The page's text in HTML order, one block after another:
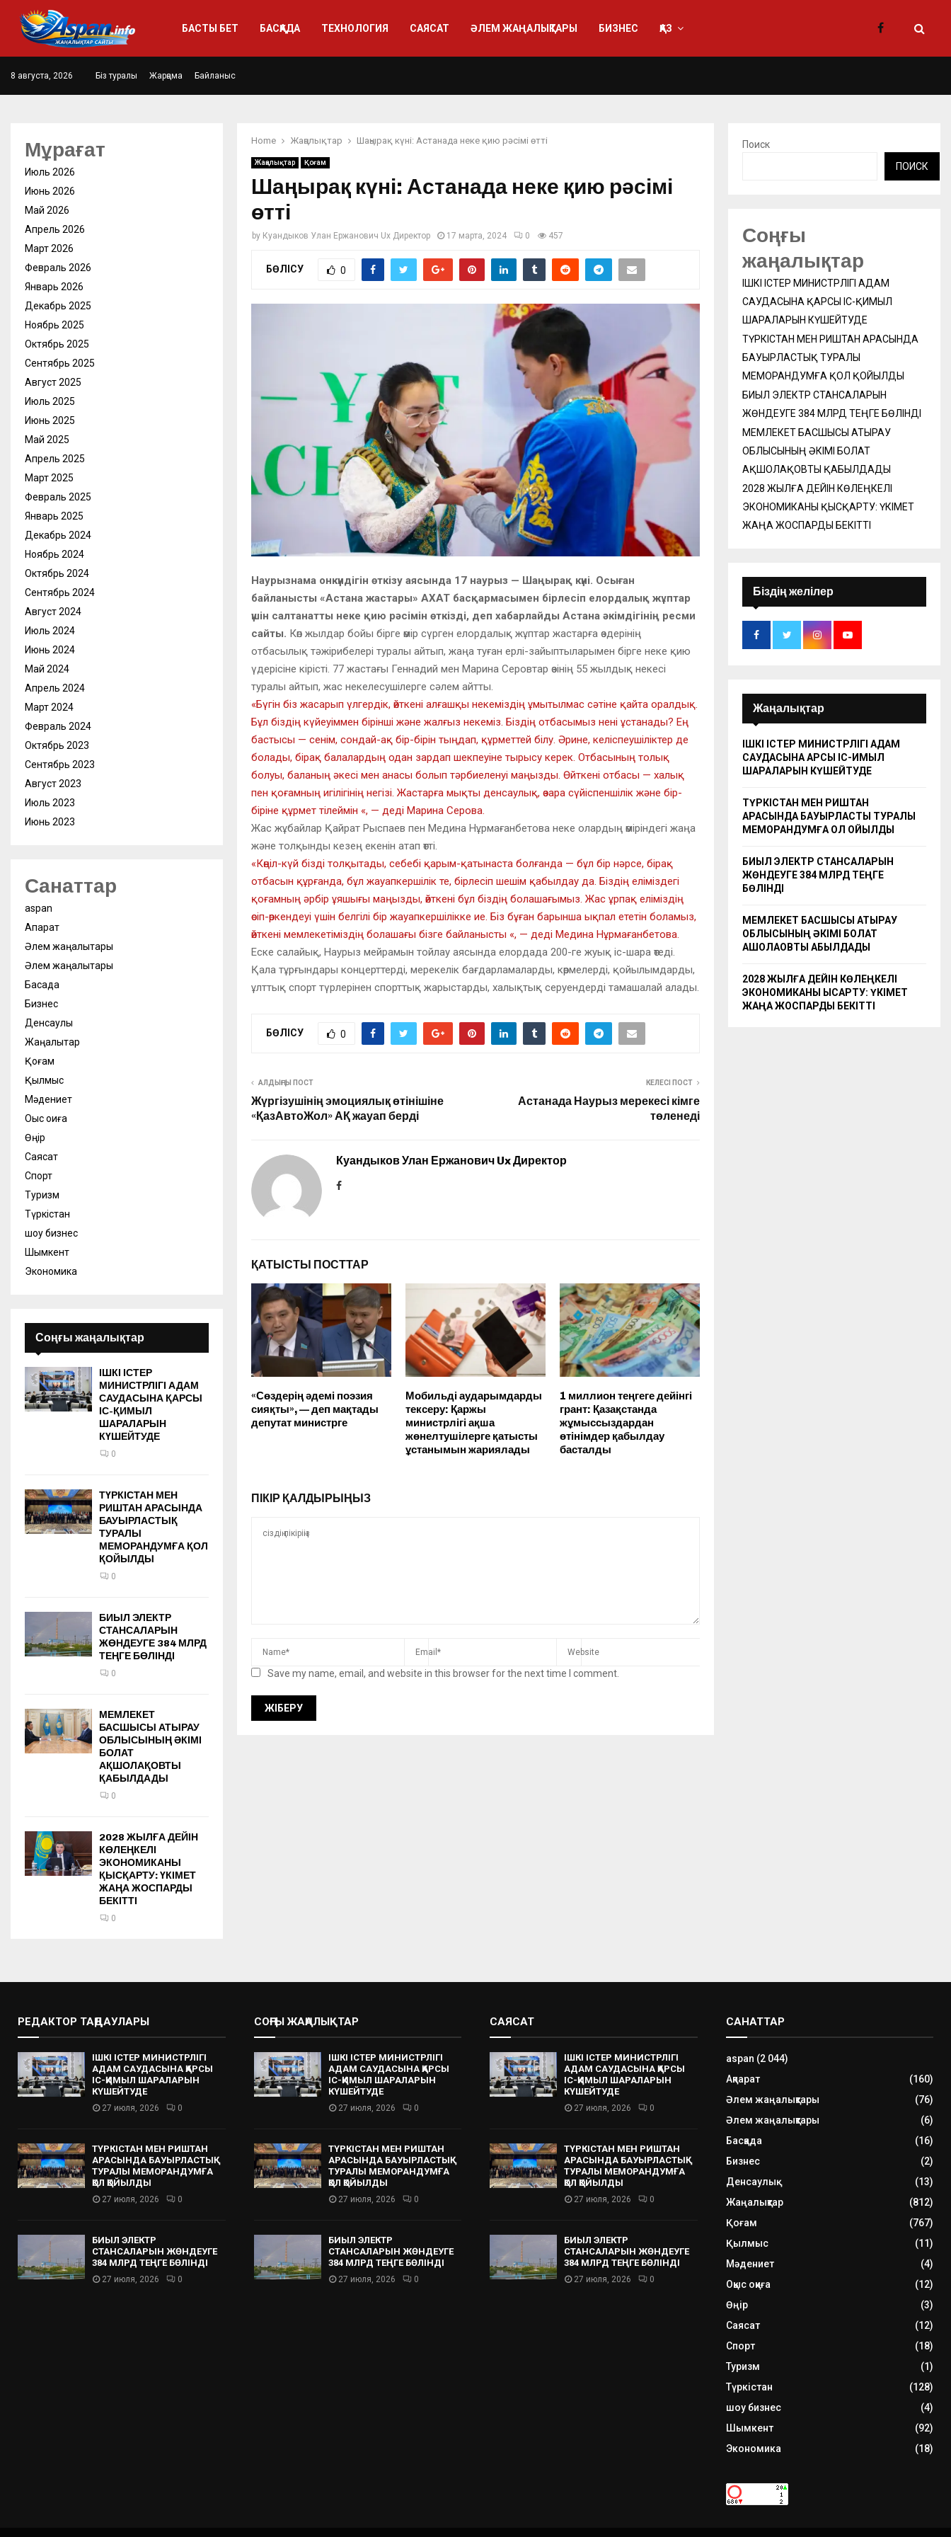
БАСТЫ БЕТ БАСҚАДА ТЕХНОЛОГИЯ САЯСАТ ӘЛЕМ ЖАҢАЛЫҚТАРЫ БИЗНЕС ҚАЗ
8 августа, 2026 Біз туралы Жарңама Байланыс
Home Жаңалықтар Шаңырақ күні: Астанада неке қию рәсімі өтті
Жаңалықтар Қоғам
Шаңырақ күні: Астанада неке қию рәсімі
өтті
by Куандыков Улан Ержанович Ux Директор 17 марта, 2024 0 457
БӨЛІСУ 0
Наурызнама онкүндігін өткізу аясында 17 наурыз — Шаңырақ күні. Осыған
байланысты «Астана жастары» АХАТ басқармасымен бірлесіп елордалық жұптар
үшін салтанатты неке қию рәсімін өткізді, деп хабарлайды Астана әкімдігінің ресми
сайты. Көп жылдар бойы бірге өмір сүрген елордалық жұптар жастарға өздерінің
отбасылық тәжірибелері туралы айтып, жаңа туған ерлі-зайыптыларымен бірге неке қию
үдерісіне кірісті. 77 жастағы Геннадий мен Марина Серовтар өзінің 55 жылдық некесі
туралы айтып, жас некелесушілерге сәлем айтты.
«Бүгін біз жасарып үлгердік, өйткені алғашқы некеміздің ұмытылмас сәтіне қайта оралдық.
Бұл біздің күйеуіммен бірінші және жалғыз некеміз. Біздің отбасымыз нені ұстанады? Ең
бастысы — сенім, сондай-ақ бір-бірін тыңдап, құрметтей білу. Әрине, келіспеушіліктер де
болады, бірақ балалардың одан зардап шекпеуіне тырысу керек. Отбасының толық
болуы, баланың әкесі мен анасы болып тәрбиеленуі маңызды. Өйткені отбасы — халық
пен қоғамның игілігінің негізі. Жастарға мықты денсаулық, өзара сүйіспеншілік және бір-
біріне құрмет тілеймін «, — деді Марина Серова.
Жас жұбайлар Қайрат Рыспаев пен Медина Нұрмағанбетова неке олардың өміріндегі жаңа
және толқынды кезең екенін атап өтті.
«Көңіл-күй бізді толқытады, себебі қарым-қатынаста болғанда — бұл бір нәрсе, бірақ
отбасын құрғанда, бұл жауапкершілік те, бірлесіп шешім қабылдау да. Біздің еліміздегі
қоғамның әрбір ұяшығы маңызды, өйткені бұл біздің болашағымыз. Жас ұрпақ еліміздің
өсіп-өркендеуі үшін белгілі бір жауапкершілікке ие. Біз бұған барынша ықпал ететін боламыз,
өйткені мемлекетіміздің болашағы бізге байланысты «, — деді Медина Нұрмағанбетова.
Еске салайық, Наурыз мейрамын тойлау аясында елордада 200-ге жуық іс-шара өтеді.
Қала тұрғындары концерттерді, мерекелік бағдарламаларды, көрмелерді, қойылымдарды,
ұлттық спорт түрлерінен спорттық жарыстарды, халықтық серуендерді тамашалай алады.
БӨЛІСУ 0
АЛДЫҢҒЫ ПОСТ
Жүргізушінің эмоциялық өтінішіне
«ҚазАвтоЖол» АҚ жауап берді
КЕЛЕСІ ПОСТ
Астанада Наурыз мерекесі кімге
төленеді
Куандыков Улан Ержанович Ux Директор
ҚАТЫСТЫ ПОСТТАР
«Сөздерің әдемі поэзия
сияқты», — деп мақтады
депутат министрге
Мобильді аударымдарды
тексеру: Қаржы
министрлігі ақша
жөнелтушілерге қатысты
ұстанымын жариялады
1 миллион теңгеге дейінгі
грант: Қазақстанда
жұмыссыздардан
өтінімдер қабылдау
басталды
ПІКІР ҚАЛДЫРЫҢЫЗ
Save my name, email, and website in this browser for the next time I comment.
Мұрағат
Июль 2026
Июнь 2026
Май 2026
Апрель 2026
Март 2026
Февраль 2026
Январь 2026
Декабрь 2025
Ноябрь 2025
Октябрь 2025
Сентябрь 2025
Август 2025
Июль 2025
Июнь 2025
Май 2025
Апрель 2025
Март 2025
Февраль 2025
Январь 2025
Декабрь 2024
Ноябрь 2024
Октябрь 2024
Сентябрь 2024
Август 2024
Июль 2024
Июнь 2024
Май 2024
Апрель 2024
Март 2024
Февраль 2024
Октябрь 2023
Сентябрь 2023
Август 2023
Июль 2023
Июнь 2023
Санаттар
aspan
Ақпарат
Әлем жаңалықтары
Әлем жаңалықтары
Басқада
Бизнес
Денсаулық
Жаңалықтар
Қоғам
Қылмыс
Мәдениет
Оқыс оқиға
Өңір
Саясат
Спорт
Туризм
Түркістан
шоу бизнес
Шымкент
Экономика
Соңғы жаңалықтар
ІШКІ ІСТЕР
МИНИСТРЛІГІ АДАМ
САУДАСЫНА ҚАРСЫ
ІС-ҚИМЫЛ
ШАРАЛАРЫН
КҮШЕЙТУДЕ
0
ТҮРКІСТАН МЕН
РИШТАН АРАСЫНДА
БАУЫРЛАСТЫҚ
ТУРАЛЫ
МЕМОРАНДУМҒА ҚОЛ
ҚОЙЫЛДЫ
0
БИЫЛ ЭЛЕКТР
СТАНСАЛАРЫН
ЖӨНДЕУГЕ 384 МЛРД
ТЕҢГЕ БӨЛІНДІ
0
МЕМЛЕКЕТ
БАСШЫСЫ АТЫРАУ
ОБЛЫСЫНЫҢ ӘКІМІ
БОЛАТ
АҚШОЛАҚОВТЫ
ҚАБЫЛДАДЫ
0
2028 ЖЫЛҒА ДЕЙІН
КӨЛЕҢКЕЛІ
ЭКОНОМИКАНЫ
ҚЫСҚАРТУ: ҮКІМЕТ
ЖАҢА ЖОСПАРДЫ
БЕКІТТІ
0
Поиск
ПОИСК
Соңғы
жаңалықтар
ІШКІ ІСТЕР МИНИСТРЛІГІ АДАМ
САУДАСЫНА ҚАРСЫ ІС-ҚИМЫЛ
ШАРАЛАРЫН КҮШЕЙТУДЕ
ТҮРКІСТАН МЕН РИШТАН АРАСЫНДА
БАУЫРЛАСТЫҚ ТУРАЛЫ
МЕМОРАНДУМҒА ҚОЛ ҚОЙЫЛДЫ
БИЫЛ ЭЛЕКТР СТАНСАЛАРЫН
ЖӨНДЕУГЕ 384 МЛРД ТЕҢГЕ БӨЛІНДІ
МЕМЛЕКЕТ БАСШЫСЫ АТЫРАУ
ОБЛЫСЫНЫҢ ӘКІМІ БОЛАТ
АҚШОЛАҚОВТЫ ҚАБЫЛДАДЫ
2028 ЖЫЛҒА ДЕЙІН КӨЛЕҢКЕЛІ
ЭКОНОМИКАНЫ ҚЫСҚАРТУ: ҮКІМЕТ
ЖАҢА ЖОСПАРДЫ БЕКІТТІ
Біздің желілер
Жаңалықтар
ІШКІ ІСТЕР МИНИСТРЛІГІ АДАМ
САУДАСЫНА ҚАРСЫ ІС-ҚИМЫЛ
ШАРАЛАРЫН КҮШЕЙТУДЕ
ТҮРКІСТАН МЕН РИШТАН
АРАСЫНДА БАУЫРЛАСТЫҚ ТУРАЛЫ
МЕМОРАНДУМҒА ҚОЛ ҚОЙЫЛДЫ
БИЫЛ ЭЛЕКТР СТАНСАЛАРЫН
ЖӨНДЕУГЕ 384 МЛРД ТЕҢГЕ
БӨЛІНДІ
МЕМЛЕКЕТ БАСШЫСЫ АТЫРАУ
ОБЛЫСЫНЫҢ ӘКІМІ БОЛАТ
АҚШОЛАҚОВТЫ ҚАБЫЛДАДЫ
2028 ЖЫЛҒА ДЕЙІН КӨЛЕҢКЕЛІ
ЭКОНОМИКАНЫ ҚЫСҚАРТУ: ҮКІМЕТ
ЖАҢА ЖОСПАРДЫ БЕКІТТІ
РЕДАКТОР ТАҢДАУЛАРЫ
ІШКІ ІСТЕР МИНИСТРЛІГІ
АДАМ САУДАСЫНА ҚАРСЫ
ІС-ҚИМЫЛ ШАРАЛАРЫН
КҮШЕЙТУДЕ
27 июля, 2026 0
ТҮРКІСТАН МЕН РИШТАН
АРАСЫНДА БАУЫРЛАСТЫҚ
ТУРАЛЫ МЕМОРАНДУМҒА
ҚОЛ ҚОЙЫЛДЫ
27 июля, 2026 0
БИЫЛ ЭЛЕКТР
СТАНСАЛАРЫН ЖӨНДЕУГЕ
384 МЛРД ТЕҢГЕ БӨЛІНДІ
27 июля, 2026 0
СОҢҒЫ ЖАҢАЛЫҚТАР
ІШКІ ІСТЕР МИНИСТРЛІГІ
АДАМ САУДАСЫНА ҚАРСЫ
ІС-ҚИМЫЛ ШАРАЛАРЫН
КҮШЕЙТУДЕ
27 июля, 2026 0
ТҮРКІСТАН МЕН РИШТАН
АРАСЫНДА БАУЫРЛАСТЫҚ
ТУРАЛЫ МЕМОРАНДУМҒА
ҚОЛ ҚОЙЫЛДЫ
27 июля, 2026 0
БИЫЛ ЭЛЕКТР
СТАНСАЛАРЫН ЖӨНДЕУГЕ
384 МЛРД ТЕҢГЕ БӨЛІНДІ
27 июля, 2026 0
САЯСАТ
ІШКІ ІСТЕР МИНИСТРЛІГІ
АДАМ САУДАСЫНА ҚАРСЫ
ІС-ҚИМЫЛ ШАРАЛАРЫН
КҮШЕЙТУДЕ
27 июля, 2026 0
ТҮРКІСТАН МЕН РИШТАН
АРАСЫНДА БАУЫРЛАСТЫҚ
ТУРАЛЫ МЕМОРАНДУМҒА
ҚОЛ ҚОЙЫЛДЫ
27 июля, 2026 0
БИЫЛ ЭЛЕКТР
СТАНСАЛАРЫН ЖӨНДЕУГЕ
384 МЛРД ТЕҢГЕ БӨЛІНДІ
27 июля, 2026 0
САНАТТАР
aspan (2 044)
Ақпарат
(160)
Әлем жаңалықтары
(76)
Әлем жаңалықтары
(6)
Басқада
(16)
Бизнес
(2)
Денсаулық
(13)
Жаңалықтар
(812)
Қоғам
(767)
Қылмыс
(11)
Мәдениет
(4)
Оқыс оқиға
(12)
Өңір
(3)
Саясат
(12)
Спорт
(18)
Туризм
(1)
Түркістан
(128)
шоу бизнес
(4)
Шымкент
(92)
Экономика
(18)